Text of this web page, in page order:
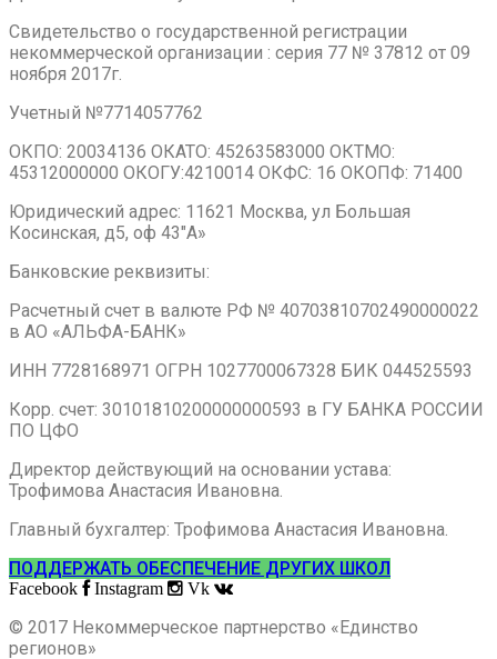
Свидетельство о государственной регистрации
некоммерческой организации : серия 77 № 37812 от 09
ноября 2017г.
Учетный №7714057762
ОКПО: 20034136 ОКАТО: 45263583000 ОКТМО:
45312000000 ОКОГУ:4210014 ОКФС: 16 ОКОПФ: 71400
Юридический адрес: 11621 Москва, ул Большая
Косинская, д5, оф 43″А»
Банковские реквизиты:
Расчетный счет в валюте РФ № 40703810702490000022
в АО «АЛЬФА-БАНК»
ИНН 7728168971 ОГРН 1027700067328 БИК 044525593
Корр. счет: 30101810200000000593 в ГУ БАНКА РОССИИ
ПО ЦФО
Директор действующий на основании устава:
Трофимова Анастасия Ивановна.
Главный бухгалтер: Трофимова Анастасия Ивановна.
ПОДДЕРЖАТЬ ОБЕСПЕЧЕНИЕ ДРУГИХ ШКОЛ
Facebook Instagram Vk
© 2017 Некоммерческое партнерство «Единство
регионов»